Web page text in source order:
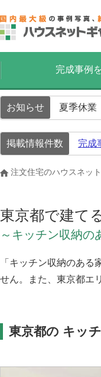
完成事例
お知らせ 夏季休
掲載情報件数 完成
注文住宅のハウスネッ
東京都で建て
～キッチン収納の
「キッチン収納のあ
せん。また、東京都エ
東京都の キッ